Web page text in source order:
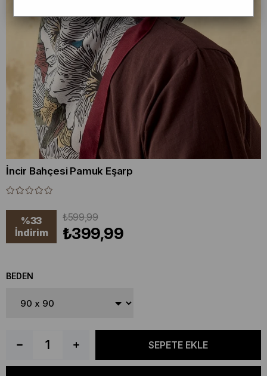
İncir Bahçesi Pamuk Eşarp
%33
İndirim
₺599,99
₺399,99
BEDEN